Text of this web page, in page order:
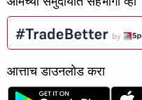
आत्ताच डाउनलोड करा